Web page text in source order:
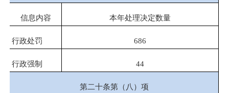
信息内容 本年处理决定数量
行政处罚 686
行政强制 44
第二十条第（八）项